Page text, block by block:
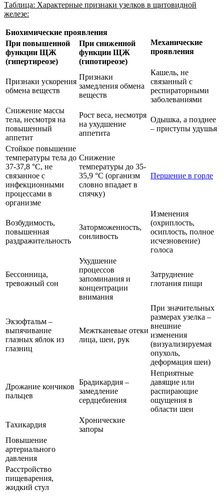
Таблица: Характерные признаки узелков в щитовидной
железе:
Биохимические проявления
Механические
проявления
При повышенной
функции ЩЖ
(гипертиреозе)
При сниженной
функции ЩЖ
(гипотиреозе)
Признаки ускорения
обмена веществ
Признаки
замедления обмена
веществ
Кашель, не
связанный с
респираторными
заболеваниями
Снижение массы
тела, несмотря на
повышенный
аппетит
Рост веса, несмотря
на ухудшение
аппетита
Одышка, а позднее
– приступы удушья
Стойкое повышение
температуры тела до
37-37,8 °С, не
связанное с
инфекционными
процессами в
организме
Снижение
температуры до 35-
35,9 °С (организм
словно впадает в
спячку)
Першение в горле
Возбудимость,
повышенная
раздражительность
Заторможенность,
сонливость
Изменения
(охриплость,
осиплость, полное
исчезновение)
голоса
Бессонница,
тревожный сон
Ухудшение
процессов
запоминания и
концентрации
внимания
Затруднение
глотания пищи
Экзофтальм –
выпячивание
глазных яблок из
глазниц
Межтканевые отеки
лица, шеи, рук
При значительных
размерах узелка –
внешние
изменения
(визуализируемая
опухоль,
деформация шеи)
Дрожание кончиков
пальцев
Брадикардия –
замедление
сердцебиения
Неприятные
давящие или
распирающие
ощущения в
области шеи
Тахикардия
Хронические
запоры
Повышение
артериального
давления
Расстройство
пищеварения,
жидкий стул